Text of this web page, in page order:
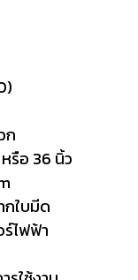
ก
รือ 36 นิ้ว
กใบมีด
ไฟฟ้า